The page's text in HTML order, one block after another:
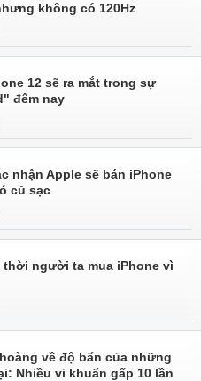
không có 120Hz
12 sẽ ra mắt trong sự
đêm nay
nhận Apple sẽ bán iPhone
củ sạc
người ta mua iPhone vì
về độ bẩn của những
Nhiều vi khuẩn gấp 10 lần